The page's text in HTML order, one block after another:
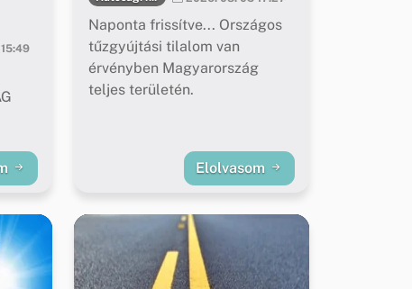
Naponta frissítve... Országos
tűzgyújtási tilalom van
érvényben Magyarország
teljes területén.
Elolvasom